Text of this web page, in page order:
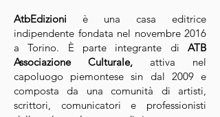
AtbEdizioni
Sineo,10 - 10124Torino - TO - Italy
AtbEdizioni è una casa editrice
indipendente fondata nel novembre 2016
a Torino. È parte integrante di ATB
Associazione Culturale, attiva nel
capoluogo piemontese sin dal 2009 e
composta da una comunità di artisti,
scrittori, comunicatori e professionisti